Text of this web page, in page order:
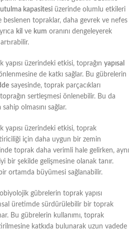
kapasitesi üzerinde olumlu etkileri
beslenen topraklar, daha gevrek ve nefes
kil ve kum oranını dengeleyerek
üzerindeki etkisi, toprağın yapısal
de katkı sağlar. Bu gübrelerin
sayesinde, toprak parçacıkları
sertleşmesi önlenebilir. Bu da
sahip olmasını sağlar.
üzerindeki etkisi, toprak
için daha uygun bir zemin
toprak daha verimli hale gelirken, aynı
bir şekilde gelişmesine olanak tanır.
ortamda büyümesi sağlanabilir.
gübrelerin toprak yapısı
üretimde sürdürülebilir bir toprak
Bu gübrelerin kullanımı, toprak
katkıda bulunarak uzun vadede